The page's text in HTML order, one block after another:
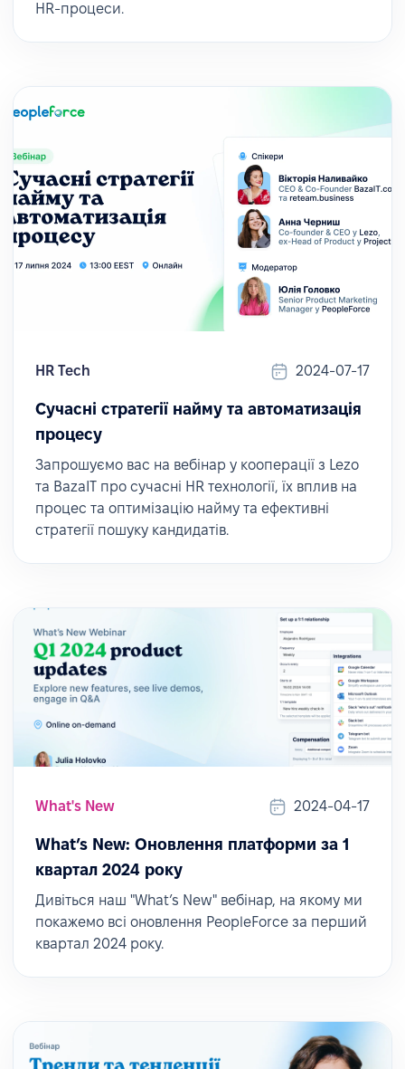
HR-процеси.
HR Tech 2024-07-17
Сучасні стратегії найму та автоматизація
процесу
Запрошуємо вас на вебінар у кооперації з Lezo
та BazaIT про сучасні HR технології, їх вплив на
процес та оптимізацію найму та ефективні
стратегії пошуку кандидатів.
What's New 2024-04-17
What’s New: Оновлення платформи за 1
квартал 2024 року
Дивіться наш "What’s New" вебінар, на якому ми
покажемо всі оновлення PeopleForce за перший
квартал 2024 року.